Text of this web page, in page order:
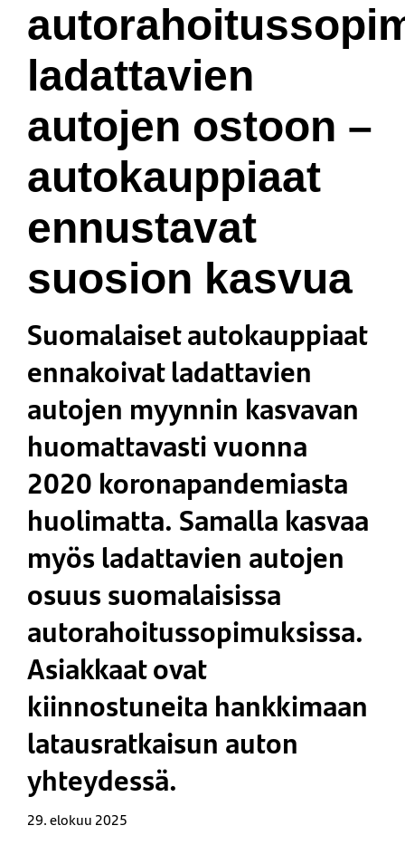
ladattavien
autojen ostoon –
autokauppiaat
ennustavat
suosion kasvua
Suomalaiset autokauppiaat
ennakoivat ladattavien
autojen myynnin kasvavan
huomattavasti vuonna
2020 koronapandemiasta
huolimatta. Samalla kasvaa
myös ladattavien autojen
osuus suomalaisissa
autorahoitussopimuksissa.
Asiakkaat ovat
kiinnostuneita hankkimaan
latausratkaisun auton
yhteydessä.
29. elokuu 2025